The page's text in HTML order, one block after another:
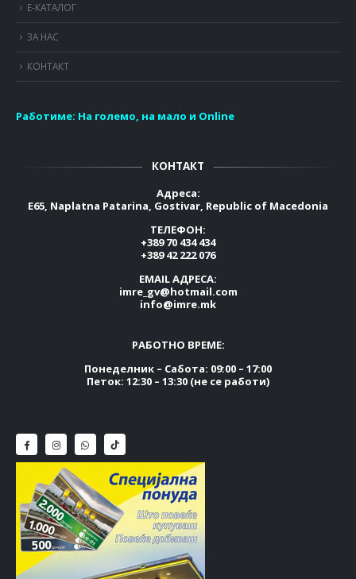
Е-КАТАЛОГ
ЗА НАС
КОНТАКТ
Работиме: На големо, на мало и Online
КОНТАКТ
Адреса:
E65, Naplatna Patarina, Gostivar, Republic of Macedonia
ТЕЛЕФОН:
+389 70 434 434
+389 42 222 076
EMAIL АДРЕСА:
imre_gv@hotmail.com
info@imre.mk
РАБОТНО ВРЕМЕ:
Понеделник – Сабота: 09:00 – 17:00
Петок: 12:30 – 13:30 (не се работи)